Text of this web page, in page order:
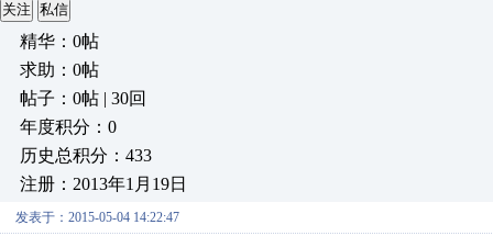
关注 私信
精华：0帖
求助：0帖
帖子：0帖 | 30回
年度积分：0
历史总积分：433
注册：2013年1月19日
发表于：2015-05-04 14:22:47